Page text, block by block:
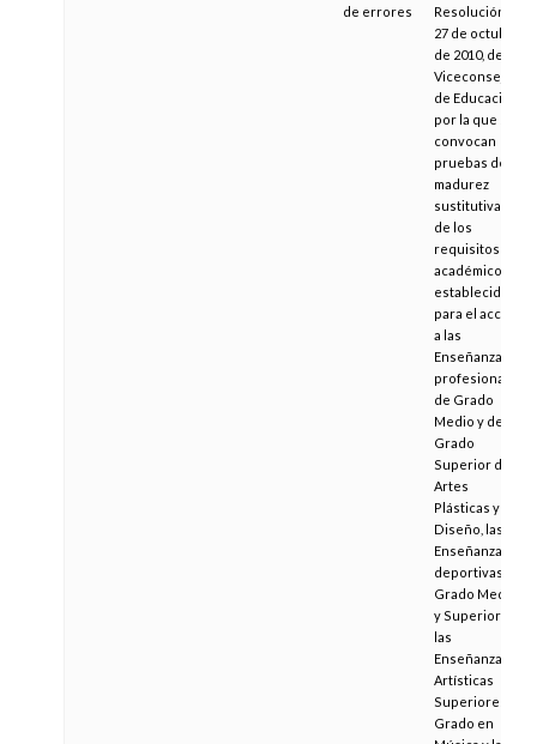
de errores
Resolución de
27 de octubre
de 2010, de la
Viceconsejera
de Educación,
por la que se
convocan
pruebas de
madurez
sustitutivas
de los
requisitos
académicos
establecidos
para el acceso
a las
Enseñanzas
profesionales
de Grado
Medio y de
Grado
Superior de
Artes
Plásticas y
Diseño, las
Enseñanzas
deportivas de
Grado Medio
y Superior y
las
Enseñanzas
Artísticas
Superiores de
Grado en